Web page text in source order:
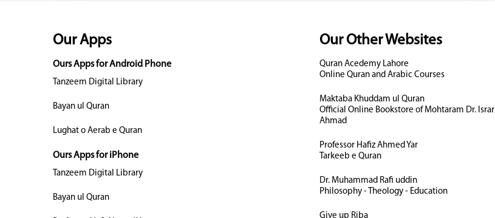
Our Other Websites
Quran Acedemy Lahore
Online Quran and Arabic Courses
Maktaba Khuddam ul Quran
Official Online Bookstore of Mohtaram Dr. Israr
Ahmad
Professor Hafiz Ahmed Yar
Tarkeeb e Quran
Dr. Muhammad Rafi uddin
Philosophy - Theology - Education
Give up Riba
Our Apps
Ours Apps for Android Phone
Tanzeem Digital Library
Bayan ul Quran
Lughat o Aerab e Quran
Ours Apps for iPhone
Tanzeem Digital Library
Bayan ul Quran